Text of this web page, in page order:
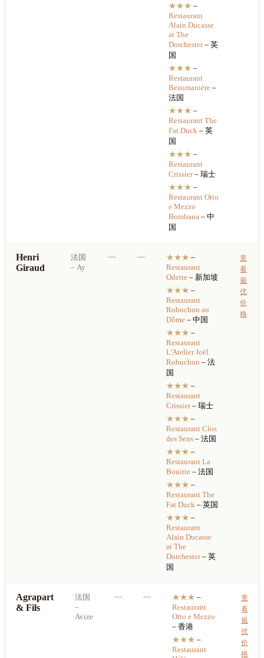
★★★ –
Restaurant
Alain Ducasse
at The
Dorchester– 英
国
★★★ –
Restaurant
Beaumanière –
法国
★★★ –
RestaurantThe
Fat Duck – 英
国
★★★ –
Restaurant
Crissier– 瑞士
★★★ –
RestaurantOtto
e Mezzo
Bombana – 中
国
Henri
Giraud
法国
– Ay
— — ★★★ –
Restaurant
Odette – 新加坡
★★★ –
Restaurant
Robuchon au
Dôme – 中国
★★★ –
Restaurant
L'Atelier Joël
Robuchon – 法
国
★★★ –
Restaurant
Crissier– 瑞士
★★★ –
RestaurantClos
des Sens – 法国
★★★ –
RestaurantLa
Bouitte – 法国
★★★ –
RestaurantThe
Fat Duck – 英国
★★★ –
Restaurant
Alain Ducasse
at The
Dorchester– 英
国
查
看
最
优
价
格
Agrapart
& Fils
法国
–
Avize
— — ★★★ –
Restaurant
Otto e Mezzo
– 香港
★★★ –
Restaurant
查
看
最
优
价
格